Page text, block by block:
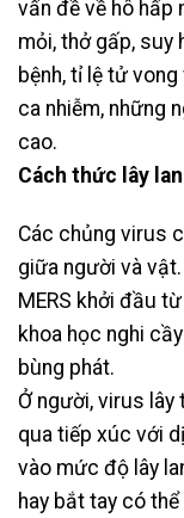
vấn đề về hô hấp
mỏi, thở gấp, suy
bệnh, tỉ lệ tử
ca nhiễm, những
cao.
Cách thức lây lan
Các chủng virus
giữa người và
MERS khởi đầu
khoa học nghi
bùng phát.
Ở người, virus lây
qua tiếp xúc với
vào mức độ lây
hay bắt tay có